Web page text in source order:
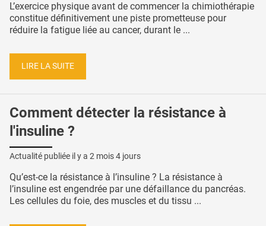
L’exercice physique avant de commencer la chimiothérapie
constitue définitivement une piste prometteuse pour
réduire la fatigue liée au cancer, durant le ...
LIRE LA SUITE
Comment détecter la résistance à
l'insuline ?
Actualité publiée il y a 2 mois 4 jours
Qu’est-ce la résistance à l’insuline ? La résistance à
l’insuline est engendrée par une défaillance du pancréas.
Les cellules du foie, des muscles et du tissu ...